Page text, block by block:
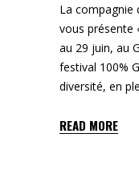
La compagnie
vous présente
au 29 juin, au
festival 100%
diversité, en
READ MORE